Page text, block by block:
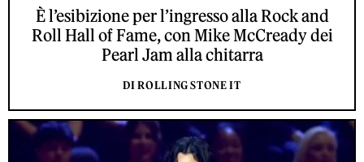
È l’esibizione per l’ingresso alla Rock and
Roll Hall of Fame, con Mike McCready dei
Pearl Jam alla chitarra
DI ROLLING STONE IT